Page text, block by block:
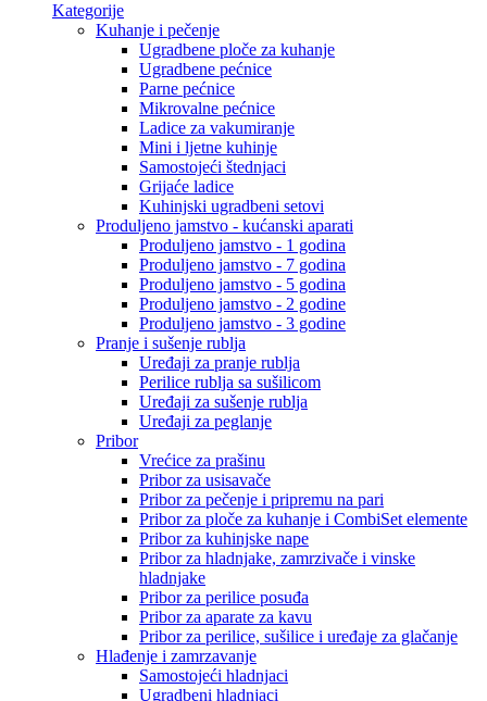
Kategorije
Kuhanje i pečenje
Ugradbene ploče za kuhanje
Ugradbene pećnice
Parne pećnice
Mikrovalne pećnice
Ladice za vakumiranje
Mini i ljetne kuhinje
Samostojeći štednjaci
Grijaće ladice
Kuhinjski ugradbeni setovi
Produljeno jamstvo - kućanski aparati
Produljeno jamstvo - 1 godina
Produljeno jamstvo - 7 godina
Produljeno jamstvo - 5 godina
Produljeno jamstvo - 2 godine
Produljeno jamstvo - 3 godine
Pranje i sušenje rublja
Uređaji za pranje rublja
Perilice rublja sa sušilicom
Uređaji za sušenje rublja
Uređaji za peglanje
Pribor
Vrećice za prašinu
Pribor za usisavače
Pribor za pečenje i pripremu na pari
Pribor za ploče za kuhanje i CombiSet elemente
Pribor za kuhinjske nape
Pribor za hladnjake, zamrzivače i vinske
hladnjake
Pribor za perilice posuđa
Pribor za aparate za kavu
Pribor za perilice, sušilice i uređaje za glačanje
Hlađenje i zamrzavanje
Samostojeći hladnjaci
Ugradbeni hladnjaci